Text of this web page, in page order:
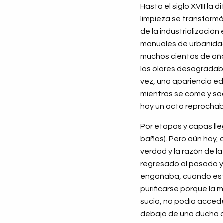
Hasta el siglo XVIII la
limpieza se
de la industrialización
manuales de
muchos cientos de
los olores
vez, una apariencia
mientras se come y
hoy un acto
Por etapas y capas
baños). Pero aún
verdad y la razón de
regresado al pasado
engañaba, cuando
purificarse porque la
sucio, no podía
debajo de una ducha